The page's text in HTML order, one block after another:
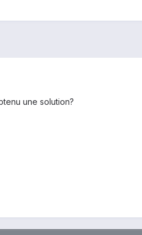
une solution?